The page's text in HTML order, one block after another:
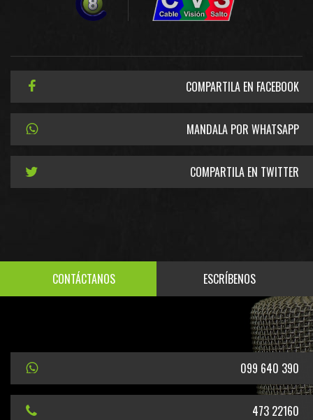
COMPARTILA EN FACEBOOK
MANDALA POR WHATSAPP
COMPARTILA EN TWITTER
CONTÁCTANOS ESCRÍBENOS
099 640 390
473 22160